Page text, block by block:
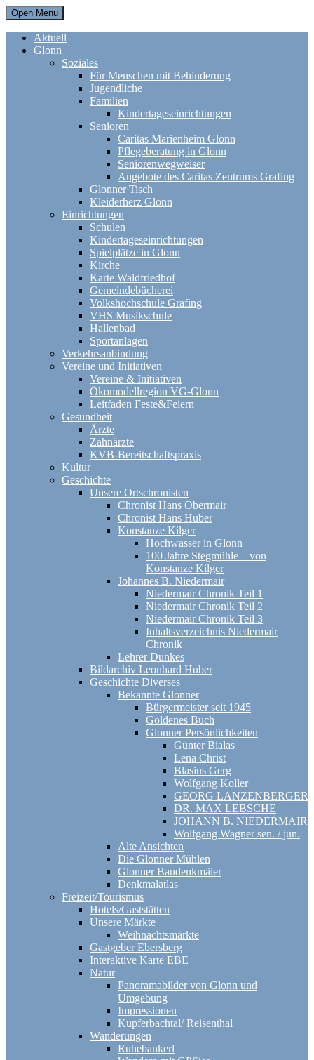
Open Menu
Aktuell
Glonn
Soziales
Für Menschen mit Behinderung
Jugendliche
Familien
Kindertageseinrichtungen
Senioren
Caritas Marienheim Glonn
Pflegeberatung in Glonn
Seniorenwegweiser
Angebote des Caritas Zentrums Grafing
Glonner Tisch
Kleiderherz Glonn
Einrichtungen
Schulen
Kindertageseinrichtungen
Spielplätze in Glonn
Kirche
Karte Waldfriedhof
Gemeindebücherei
Volkshochschule Grafing
VHS Musikschule
Hallenbad
Sportanlagen
Verkehrsanbindung
Vereine und Initiativen
Vereine & Initiativen
Ökomodellregion VG-Glonn
Leitfaden Feste&Feiern
Gesundheit
Ärzte
Zahnärzte
KVB-Bereitschaftspraxis
Kultur
Geschichte
Unsere Ortschronisten
Chronist Hans Obermair
Chronist Hans Huber
Konstanze Kilger
Hochwasser in Glonn
100 Jahre Stegmühle – von
Konstanze Kilger
Johannes B. Niedermair
Niedermair Chronik Teil 1
Niedermair Chronik Teil 2
Niedermair Chronik Teil 3
Inhaltsverzeichnis Niedermair
Chronik
Lehrer Dunkes
Bildarchiv Leonhard Huber
Geschichte Diverses
Bekannte Glonner
Bürgermeister seit 1945
Goldenes Buch
Glonner Persönlichkeiten
Günter Bialas
Lena Christ
Blasius Gerg
Wolfgang Koller
GEORG LANZENBERGER
DR. MAX LEBSCHE
JOHANN B. NIEDERMAIR
Wolfgang Wagner sen. / jun.
Alte Ansichten
Die Glonner Mühlen
Glonner Baudenkmäler
Denkmalatlas
Freizeit/Tourismus
Hotels/Gaststätten
Unsere Märkte
Weihnachtsmärkte
Gastgeber Ebersberg
Interaktive Karte EBE
Natur
Panoramabilder von Glonn und
Umgebung
Impressionen
Kupferbachtal/ Reisenthal
Wanderungen
Ruhebankerl